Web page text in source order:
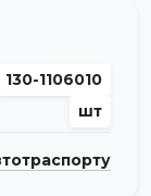
130-1106010
шт